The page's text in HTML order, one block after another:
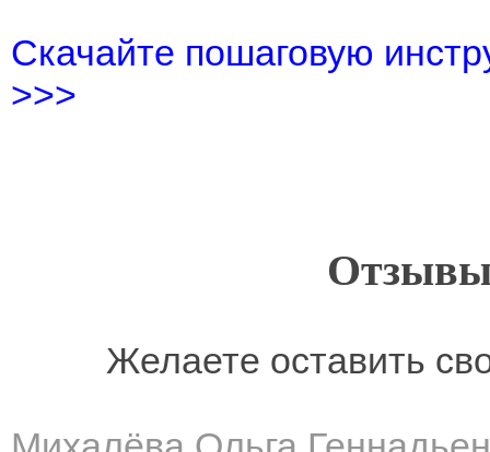
Скачайте пошаговую
>>>
Желаете оставить